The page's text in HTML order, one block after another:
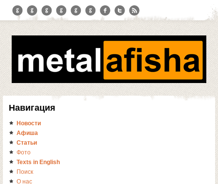
Навигация
Новости
Афиша
Статьи
Фото
Texts in English
Поиск
О нас